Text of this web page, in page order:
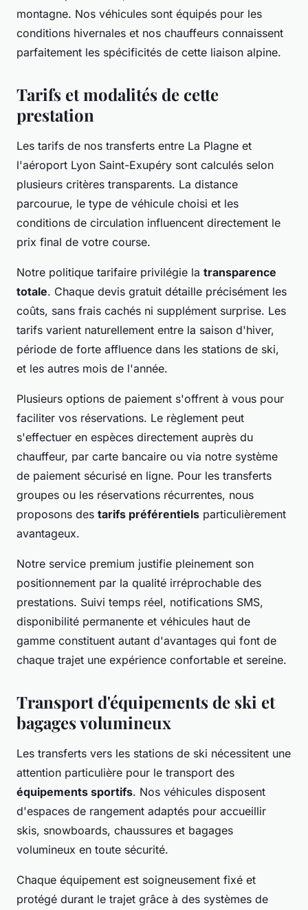
montagne. Nos véhicules sont équipés pour les
conditions hivernales et nos chauffeurs connaissent
parfaitement les spécificités de cette liaison alpine.
Tarifs et modalités de cette
prestation
Les tarifs de nos transferts entre La Plagne et
l'aéroport Lyon Saint-Exupéry sont calculés selon
plusieurs critères transparents. La distance
parcourue, le type de véhicule choisi et les
conditions de circulation influencent directement le
prix final de votre course.
Notre politique tarifaire privilégie la transparence
totale. Chaque devis gratuit détaille précisément les
coûts, sans frais cachés ni supplément surprise. Les
tarifs varient naturellement entre la saison d'hiver,
période de forte affluence dans les stations de ski,
et les autres mois de l'année.
Plusieurs options de paiement s'offrent à vous pour
faciliter vos réservations. Le règlement peut
s'effectuer en espèces directement auprès du
chauffeur, par carte bancaire ou via notre système
de paiement sécurisé en ligne. Pour les transferts
groupes ou les réservations récurrentes, nous
proposons des tarifs préférentiels particulièrement
avantageux.
Notre service premium justifie pleinement son
positionnement par la qualité irréprochable des
prestations. Suivi temps réel, notifications SMS,
disponibilité permanente et véhicules haut de
gamme constituent autant d'avantages qui font de
chaque trajet une expérience confortable et sereine.
Transport d'équipements de ski et
bagages volumineux
Les transferts vers les stations de ski nécessitent une
attention particulière pour le transport des
équipements sportifs. Nos véhicules disposent
d'espaces de rangement adaptés pour accueillir
skis, snowboards, chaussures et bagages
volumineux en toute sécurité.
Chaque équipement est soigneusement fixé et
protégé durant le trajet grâce à des systèmes de